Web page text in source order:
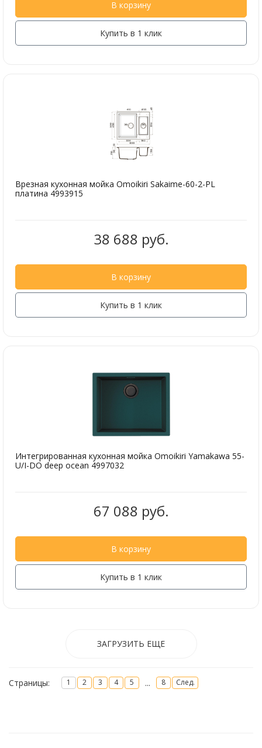
В корзину
Купить в 1 клик
Врезная кухонная мойка Omoikiri Sakaime-60-2-PL
платина 4993915
38 688 руб.
В корзину
Купить в 1 клик
Интегрированная кухонная мойка Omoikiri Yamakawa 55-
U/I-DO deep ocean 4997032
67 088 руб.
В корзину
Купить в 1 клик
ЗАГРУЗИТЬ ЕЩЕ
Страницы: 1 2 3 4 5 ... 8 След.